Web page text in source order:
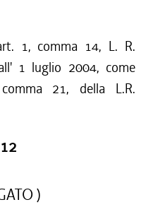
1, comma 14, L. R.
1 luglio 2004, come
21, della L.R.
)